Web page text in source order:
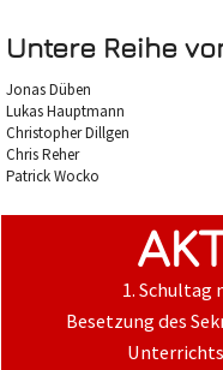
Untere Reihe
Jonas Düben
Lukas Hauptmann
Christopher Dillgen
Chris Reher
Patrick Wocko
1. Schultag
Besetzung des